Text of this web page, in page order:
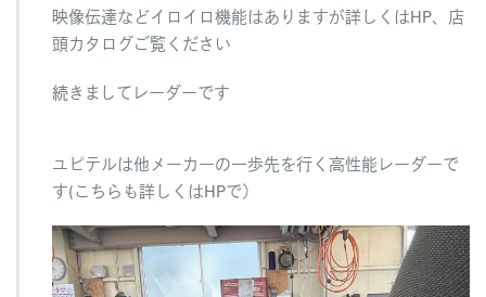
映像伝達などイロイロ機能はありますが詳しくはHP、店
頭カタログご覧ください
続きましてレーダーです
ユピテルは他メーカーの一歩先を行く高性能レーダーで
す(こちらも詳しくはHPで）